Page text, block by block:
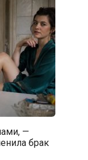
—
брак